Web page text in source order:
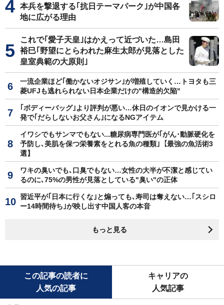
本兵を撃退する｢抗日テーマパーク｣が中国各
地に広がる理由
これで｢愛子天皇｣はかえって近づいた…島田
裕巳｢野望にとらわれた麻生太郎が見落とした
皇室典範の大原則｣
一流企業ほど｢働かないオジサン｣が増殖していく…トヨタも三
菱UFJも逃れられない日本企業だけの"構造的欠陥"
｢ボディーバッグ｣より評判が悪い…休日のイオンで見かける一
発で｢だらしないお父さん｣になるNGアイテム
イワシでもサンマでもない...糖尿病専門医が｢がん･動脈硬化を
予防し､美肌を保つ栄養素をとれる魚の種類｣【最強の魚活術3
選】
ワキの臭いでも､口臭でもない…女性の大半が不潔と感じてい
るのに､75%の男性が見落としている"臭い"の正体
習近平が｢日本に行くな｣と煽っても､寿司は奪えない…｢スシロ
ー14時間待ち｣が映し出す中国人客の本音
もっと見る
この記事の読者に
人気の記事
キャリアの
人気記事